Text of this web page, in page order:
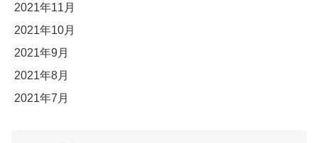
2021年11月
2021年10月
2021年9月
2021年8月
2021年7月